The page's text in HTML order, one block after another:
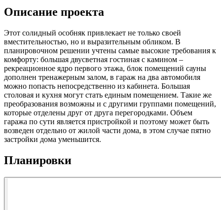
Описание проекта
Этот солидный особняк привлекает не только своей
вместительностью, но и выразительным обликом. В
планировочном решении учтены самые высокие требования к
комфорту: большая двусветная гостиная с камином –
рекреационное ядро первого этажа, блок помещений сауны
дополнен тренажерным залом, в гараж на два автомобиля
можно попасть непосредственно из кабинета. Большая
столовая и кухня могут стать единым помещением. Такие же
преобразования возможны и с другими группами помещений,
которые отделены друг от друга перегородками. Объем
гаража по сути является пристройкой и поэтому может быть
возведен отдельно от жилой части дома, в этом случае пятно
застройки дома уменьшится.
Планировки